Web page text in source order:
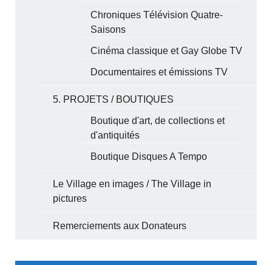
Chroniques Télévision Quatre-
Saisons
Cinéma classique et Gay Globe TV
Documentaires et émissions TV
5. PROJETS / BOUTIQUES
Boutique d'art, de collections et
d'antiquités
Boutique Disques A Tempo
Le Village en images / The Village in
pictures
Remerciements aux Donateurs